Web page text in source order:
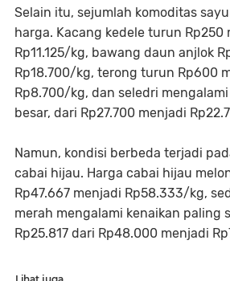
Selain itu, sejumlah komoditas
harga. Kacang kedele turun Rp250
Rp11.125/kg, bawang daun anjlok
Rp18.700/kg, terong turun Rp600
Rp8.700/kg, dan seledri
besar, dari Rp27.700 menjadi
Namun, kondisi berbeda terjadi
cabai hijau. Harga cabai hijau
Rp47.667 menjadi Rp58.333/kg,
merah mengalami kenaikan paling
Rp25.817 dari Rp48.000 menjadi